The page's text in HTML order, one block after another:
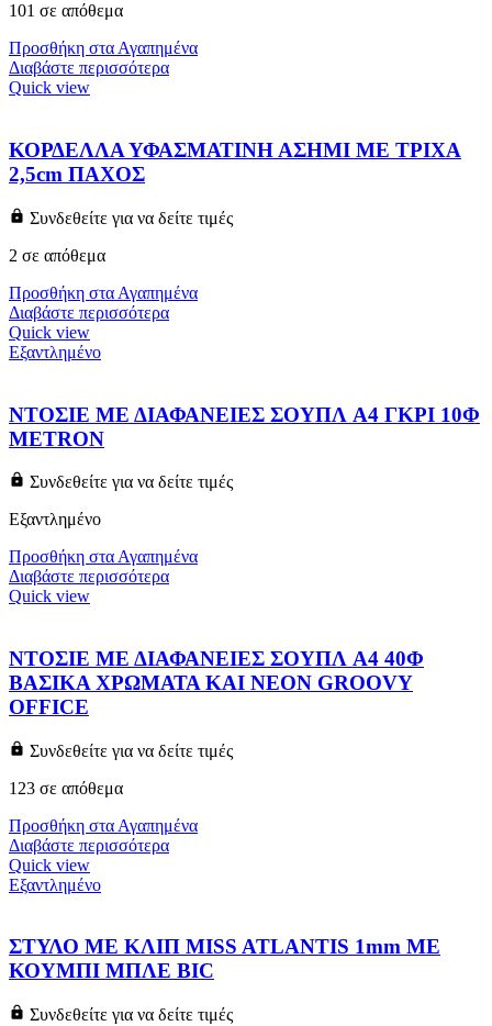
101 σε απόθεμα
Προσθήκη στα Αγαπημένα
Διαβάστε περισσότερα
Quick view
ΚΟΡΔΕΛΛΑ ΥΦΑΣΜΑΤΙΝΗ ΑΣΗΜΙ ΜΕ ΤΡΙΧΑ
2,5cm ΠΑΧΟΣ
Συνδεθείτε για να δείτε τιμές
2 σε απόθεμα
Προσθήκη στα Αγαπημένα
Διαβάστε περισσότερα
Quick view
Εξαντλημένο
ΝΤΟΣΙΕ ΜΕ ΔΙΑΦΑΝΕΙΕΣ ΣΟΥΠΛ A4 ΓΚΡΙ 10Φ
METRON
Συνδεθείτε για να δείτε τιμές
Εξαντλημένο
Προσθήκη στα Αγαπημένα
Διαβάστε περισσότερα
Quick view
ΝΤΟΣΙΕ ΜΕ ΔΙΑΦΑΝΕΙΕΣ ΣΟΥΠΛ A4 40Φ
ΒΑΣΙΚΑ ΧΡΩΜΑΤΑ ΚΑΙ NEON GROOVY
OFFICE
Συνδεθείτε για να δείτε τιμές
123 σε απόθεμα
Προσθήκη στα Αγαπημένα
Διαβάστε περισσότερα
Quick view
Εξαντλημένο
ΣΤΥΛΟ ΜΕ ΚΛΙΠ MISS ATLANTIS 1mm ΜΕ
ΚΟΥΜΠΙ ΜΠΛΕ BIC
Συνδεθείτε για να δείτε τιμές